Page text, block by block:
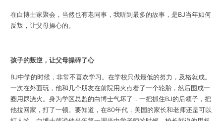
在白博士家聚会，当然也有老同事，我听到最多的故事，是BJ当年如何
反叛，让父母操心的。
孩子的叛逆，让父母操碎了心
BJ中学的时候，非常不喜欢学习。在学校只做最低的努力，及格就成。
一次在外面玩，他和几个朋友在前院用火点着了一个轮胎，然后围成一
圈用尿浇火。身为学区总监的白博士气坏了，一把抓住BJ的后领子，把
他拉回家，打了一顿。要知道，在80年代，美国的家长和老师还是可以